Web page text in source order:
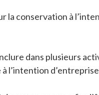
la conservation à
dans plusieurs
l’intention